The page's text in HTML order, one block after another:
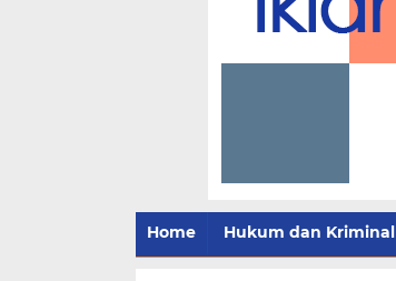
Home Hukum dan Kriminal